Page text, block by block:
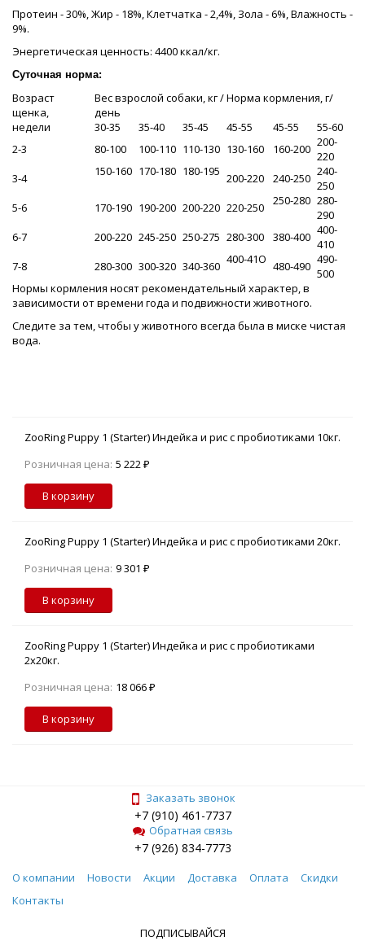
Протеин - 30%, Жир - 18%, Клетчатка - 2,4%, Зола - 6%, Влажность -
9%.
Энергетическая ценность: 4400 ккал/кг.
Суточная норма:
Возраст
щенка,
недели
Вес взрослой собаки, кг / Норма кормления, г/
день
30-35
35-40 35-45 45-55 45-55
55-60
2-3
80-100 100-110 110-130 130-160 160-200 200-
220
3-4
150-160 170-180 180-195 200-220 240-250 240-
250
5-6
170-190 190-200 200-220 220-250 250-280 280-
290
6-7
200-220 245-250 250-275 280-300 380-400 400-
410
7-8
280-300 300-320 340-360 400-41О 480-490 490-
500
Нормы кормления носят рекомендательный характер, в
зависимости от времени года и подвижности животного.
Следите за тем, чтобы у животного всегда была в миске чистая
вода.
ZooRing Puppy 1 (Starter) Индейка и рис с пробиотиками 10кг.
Розничная цена: 5 222 ₽
В корзину
ZooRing Puppy 1 (Starter) Индейка и рис с пробиотиками 20кг.
Розничная цена: 9 301 ₽
В корзину
ZooRing Puppy 1 (Starter) Индейка и рис с пробиотиками
2х20кг.
Розничная цена: 18 066 ₽
В корзину
Заказать звонок
+7 (910) 461-7737
Обратная связь
+7 (926) 834-7773
О компании Новости Акции Доставка Оплата
Скидки
Контакты
ПОДПИСЫВАЙСЯ